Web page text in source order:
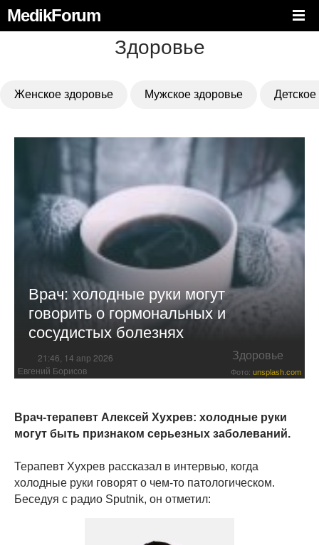
MedikForum
Здоровье
Женское здоровье Мужское здоровье
Врач: холодные руки могут
говорить о гормональных и
сосудистых болезнях
21:46, 14 апр 2026 Здоровье
Евгений Борисов Фото: unsplash.com
Врач-терапевт Алексей Хухрев: холодные руки
могут быть признаком серьезных заболеваний.
Терапевт Хухрев рассказал в интервью, когда
холодные руки говорят о чем-то патологическом.
Беседуя с радио Sputnik, он отметил: